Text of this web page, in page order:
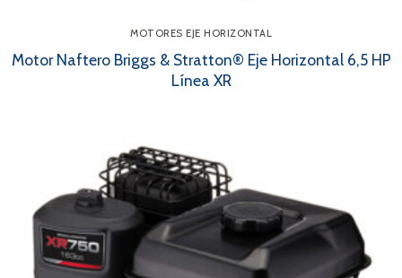
MOTORES EJE HORIZONTAL
Motor Naftero Briggs & Stratton® Eje Horizontal 6,5 HP
Línea XR